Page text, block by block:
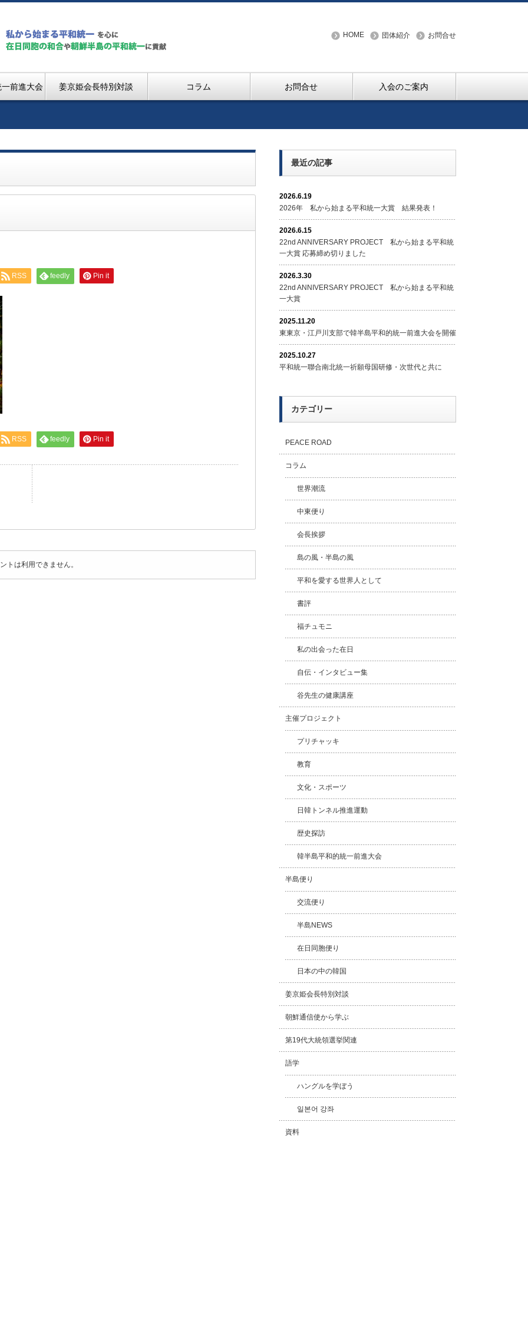
HOME 団体紹介 お問合せ
前進大会 姜京姫会長特別対談 コラム お問合せ 入会のご案内
RSS feedly Pin it
RSS feedly Pin it
トは利用できません。
最近の記事
2026.6.19
2026年 私から始まる平和統一大賞 結果発表！
2026.6.15
22nd ANNIVERSARY PROJECT 私から始まる平和統
一大賞 応募締め切りました
2026.3.30
22nd ANNIVERSARY PROJECT 私から始まる平和統
一大賞
2025.11.20
東東京・江戸川支部で韓半島平和的統一前進大会を開催
2025.10.27
平和統一聯合南北統一祈願母国研修・次世代と共に
カテゴリー
PEACE ROAD
コラム
世界潮流
中東便り
会長挨拶
島の風・半島の風
平和を愛する世界人として
書評
福チュモニ
私の出会った在日
自伝・インタビュー集
谷先生の健康講座
主催プロジェクト
プリチャッキ
教育
文化・スポーツ
日韓トンネル推進運動
歴史探訪
韓半島平和的統一前進大会
半島便り
交流便り
半島NEWS
在日同胞便り
日本の中の韓国
姜京姫会長特別対談
朝鮮通信使から学ぶ
第19代大統領選挙関連
語学
ハングルを学ぼう
일본어 강좌
資料